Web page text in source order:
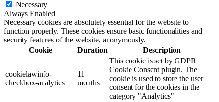
Necessary
Always Enabled
Necessary cookies are absolutely essential for the website to
function properly. These cookies ensure basic functionalities and
security features of the website, anonymously.
Cookie
Duration Description
cookielawinfo-
checkbox-analytics
11
months
This cookie is set by GDPR
Cookie Consent plugin. The
cookie is used to store the user
consent for the cookies in the
category "Analytics".